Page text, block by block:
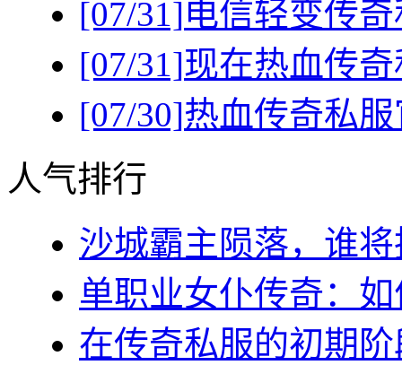
[07/31]电信轻变传
[07/31]现在热血传
[07/30]热血传奇私
人气排行
沙城霸主陨落，谁
单职业女仆传奇：
在传奇私服的初期